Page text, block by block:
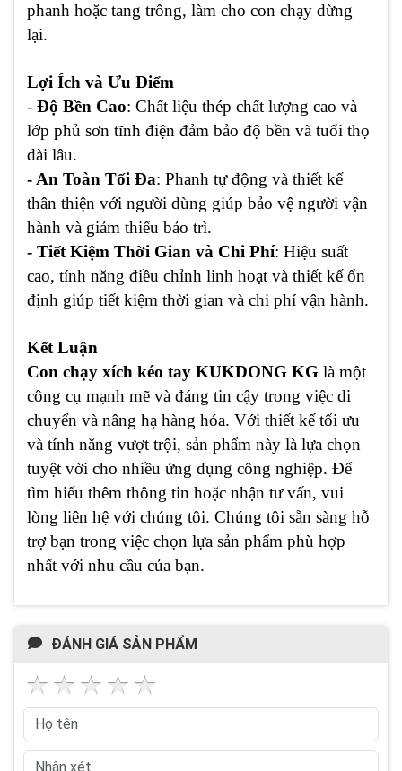
phanh hoặc tang trống, làm cho con chạy dừng
lại.
Lợi Ích và Ưu Điểm
- Độ Bền Cao: Chất liệu thép chất lượng cao và
lớp phủ sơn tĩnh điện đảm bảo độ bền và tuổi thọ
dài lâu.
- An Toàn Tối Đa: Phanh tự động và thiết kế
thân thiện với người dùng giúp bảo vệ người vận
hành và giảm thiểu bảo trì.
- Tiết Kiệm Thời Gian và Chi Phí: Hiệu suất
cao, tính năng điều chỉnh linh hoạt và thiết kế ổn
định giúp tiết kiệm thời gian và chi phí vận hành.
Kết Luận
Con chạy xích kéo tay KUKDONG KG là một
công cụ mạnh mẽ và đáng tin cậy trong việc di
chuyển và nâng hạ hàng hóa. Với thiết kế tối ưu
và tính năng vượt trội, sản phẩm này là lựa chọn
tuyệt vời cho nhiều ứng dụng công nghiệp. Để
tìm hiểu thêm thông tin hoặc nhận tư vấn, vui
lòng liên hệ với chúng tôi. Chúng tôi sẵn sàng hỗ
trợ bạn trong việc chọn lựa sản phẩm phù hợp
nhất với nhu cầu của bạn.
ĐÁNH GIÁ SẢN PHẨM